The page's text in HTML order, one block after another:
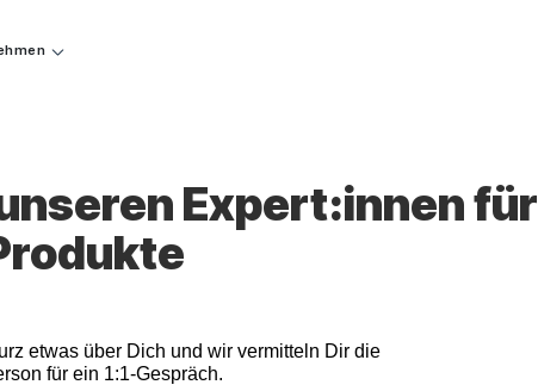
Expert:innen für
etwas über Dich und wir vermitteln Dir die
für ein 1:1-Gespräch.